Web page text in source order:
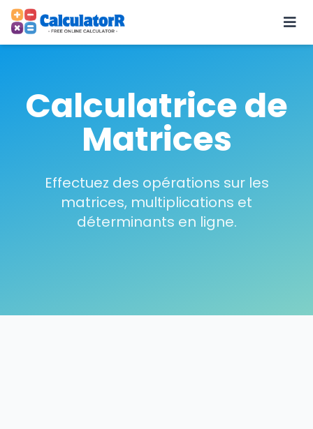
Calculatrice de
Matrices
Effectuez des opérations sur les
matrices, multiplications et
déterminants en ligne.